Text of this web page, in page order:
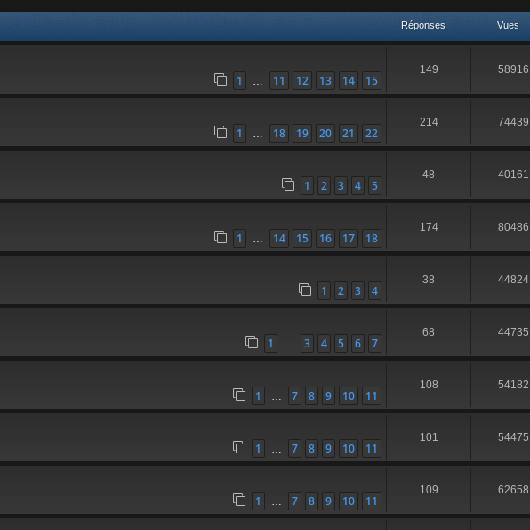
Réponses Vues
1 … 11 12 13 14 15
149 58916
1 … 18 19 20 21 22
214 74439
1 2 3 4 5
48 40161
1 … 14 15 16 17 18
174 80486
1 2 3 4
38 44824
1 … 3 4 5 6 7
68 44735
1 … 7 8 9 10 11
108 54182
1 … 7 8 9 10 11
101 54475
1 … 7 8 9 10 11
109 62658